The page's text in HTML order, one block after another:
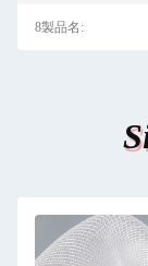
8製品名: